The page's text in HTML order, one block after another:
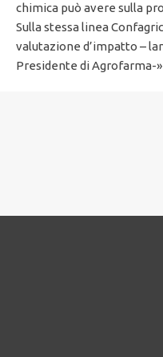
chimica può avere sulla
Sulla stessa linea
valutazione d’impatto –
Presidente di Agrofarma-»